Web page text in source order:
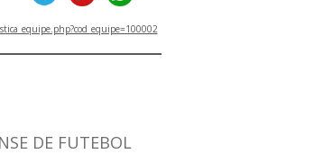
DE FUTEBOL